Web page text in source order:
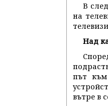
В
на
Над
път към
вътре в